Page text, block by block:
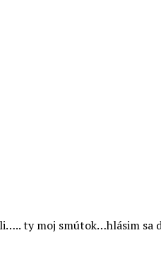
ty moj smútok…hlásim sa